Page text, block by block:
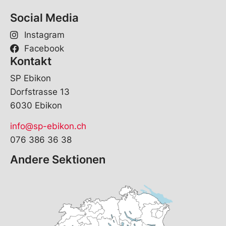
Social Media
Instagram
Facebook
Kontakt
SP Ebikon
Dorfstrasse 13
6030 Ebikon
info@sp-ebikon.ch
076 386 36 38
Andere Sektionen